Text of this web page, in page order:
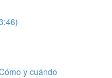
y cuándo